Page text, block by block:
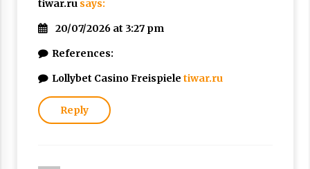
tiwar.ru says:
20/07/2026 at 3:27 pm
References:
Lollybet Casino Freispiele tiwar.ru
Reply